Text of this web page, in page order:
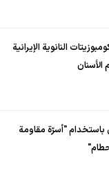
النانوية الإيرانية
الأسنان
باستخدام "أسرّة مقاومة